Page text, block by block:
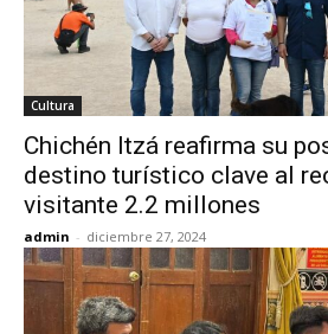
Cultura
Chichén Itzá reafirma su
destino turístico clave al
visitante 2.2 millones
admin - diciembre 27, 2024